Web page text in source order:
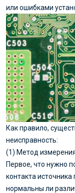
или ошибками
Как правило,
неисправность:
(1) Метод
Первое, что нужно
контакта
нормальны ли